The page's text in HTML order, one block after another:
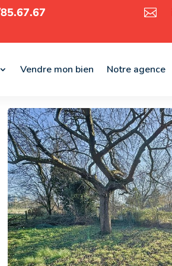

Vendre mon bien Notre agence